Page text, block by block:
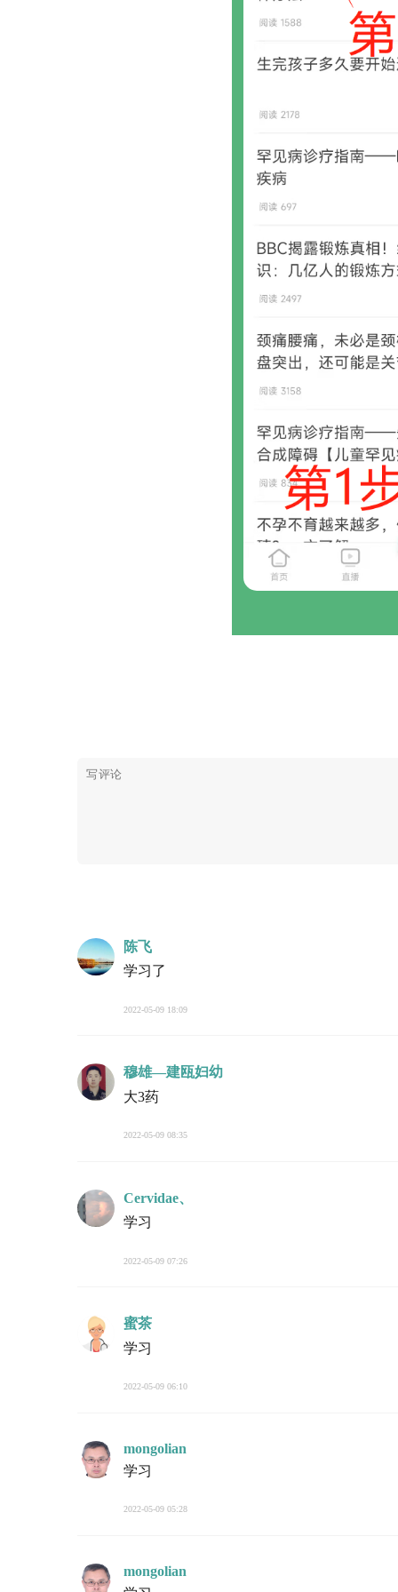
陈飞
学习了
2022-05-09 18:09
穆雄—建瓯妇幼
大3药
2022-05-09 08:35
Cervidae、
学习
2022-05-09 07:26
蜜茶
学习
2022-05-09 06:10
mongolian
学习
2022-05-09 05:28
mongolian